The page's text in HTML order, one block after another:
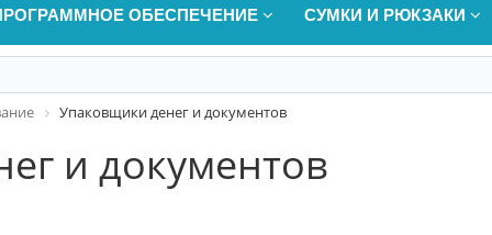
ОБЕСПЕЧЕНИЕ СУМКИ И РЮКЗАКИ
Упаковщики денег и документов
и документов